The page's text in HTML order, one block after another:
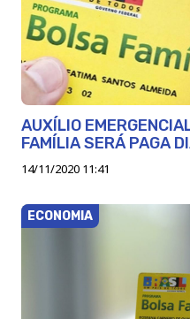
AUXÍLIO
FAMÍLIA SERÁ PAGA
14/11/2020 11:41
ECONOMIA